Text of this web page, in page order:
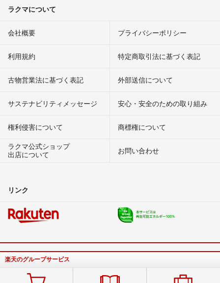
ラクマについて
会社概要 プライバシーポリシー
利用規約 特定商取引法に基づく表記
古物営業法に基づく表記 外部送信について
サステナビリティメッセージ 安心・安全のための取り組み
権利侵害について
商標権について
ラクマ公式ショップ
出店について
お問い合わせ
リンク
楽天のグループサービス